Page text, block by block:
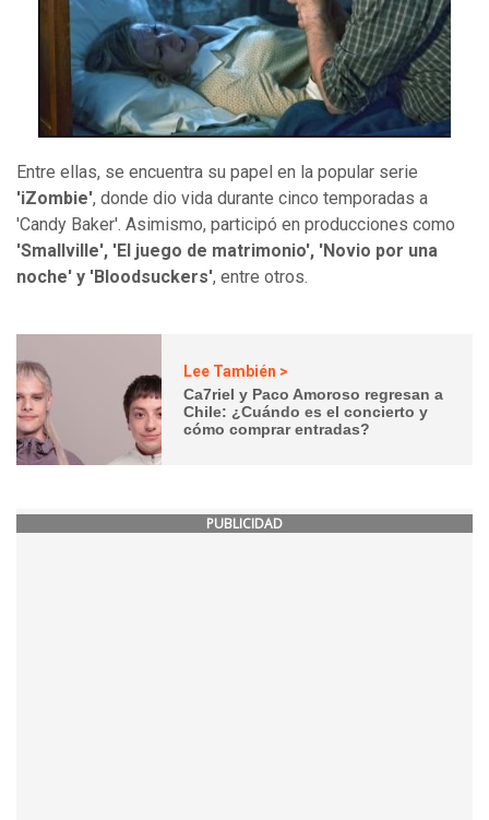
Entre ellas, se encuentra su papel en la popular serie
'iZombie', donde dio vida durante cinco temporadas a
'Candy Baker'. Asimismo, participó en producciones como
'Smallville', 'El juego de matrimonio', 'Novio por una
noche' y 'Bloodsuckers', entre otros.
Lee También >
Ca7riel y Paco Amoroso regresan a
Chile: ¿Cuándo es el concierto y
cómo comprar entradas?
PUBLICIDAD